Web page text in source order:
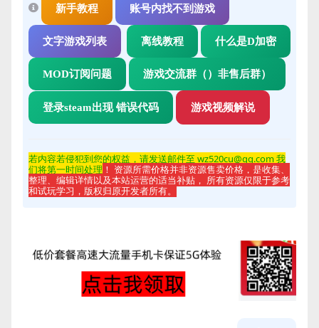
新手教程 账号内找不到游戏
文字游戏列表 离线教程 什么是D加密
MOD订阅问题 游戏交流群（）非售后群）
登录steam出现 错误代码 游戏视频解说
若内容若侵犯到您的权益，请发送邮件至 wz520cu@qq.com 我
们将第一时间处理 ！ 资源所需价格并非资源售卖价格，是收集、
整理、编辑详情以及本站运营的适当补贴， 所有资源仅限于参考
和试玩学习，版权归原开发者所有。